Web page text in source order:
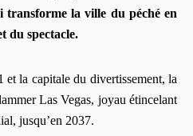
la ville du péché en
du spectacle.
la capitale du divertissement, la
Las Vegas, joyau étincelant
jusqu’en 2037.